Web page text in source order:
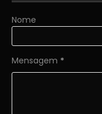
Nome
Mensagem *